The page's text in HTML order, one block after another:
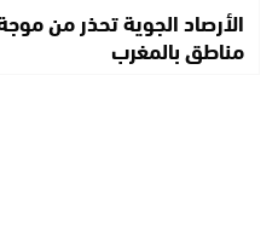
الأرصاد الجوية تحذر من
مناطق بالمغرب